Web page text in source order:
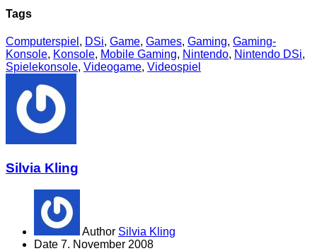
Tags
Computerspiel , DSi, Game, Games, Gaming, Gaming-
Konsole, Konsole, Mobile Gaming, Nintendo, Nintendo DSi,
Spielekonsole, Videogame, Videospiel
Silvia Kling
Author Silvia Kling
Date 7. November 2008